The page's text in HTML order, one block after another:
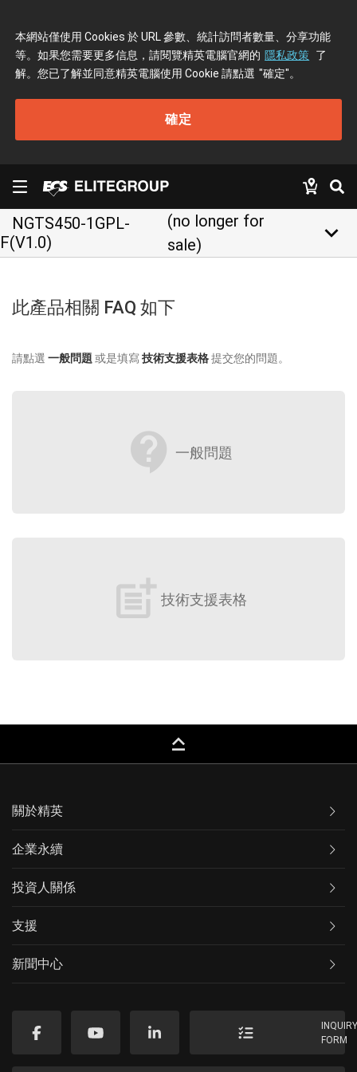
本網站僅使用 Cookies 於 URL 參數、統計訪問者數量、分享功能
等。如果您需要更多信息，請閱覽精英電腦官網的 隱私政策 了
解。您已了解並同意精英電腦使用 Cookie 請點選 "確定"。
確定
NGTS450-1GPL-
F(V1.0)
(no longer for
sale)
keyboard_arrow_down
此產品相關 FAQ 如下
請點選 一般問題 或是填寫技術支援表格提交您的問題。
contact_support 一般問題
post_add 技術支援表格
keyboard_capslock
關於精英
企業永續
投資人關係
支援
新聞中心
FORM